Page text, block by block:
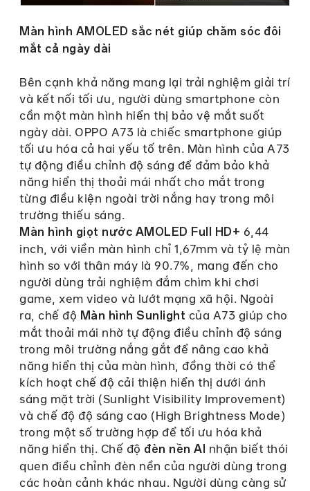
Màn hình AMOLED sắc nét giúp chăm sóc đôi
mắt cả ngày dài
Bên cạnh khả năng mang lại trải nghiệm giải trí
và kết nối tối ưu, người dùng smartphone còn
cần một màn hình hiển thị bảo vệ mắt suốt
ngày dài. OPPO A73 là chiếc smartphone giúp
tối ưu hóa cả hai yếu tố trên. Màn hình của A73
tự động điều chỉnh độ sáng để đảm bảo khả
năng hiển thị thoải mái nhất cho mắt trong
từng điều kiện ngoài trời nắng hay trong môi
trường thiếu sáng.
Màn hình giọt nước AMOLED Full HD+ 6,44
inch, với viền màn hình chỉ 1,67mm và tỷ lệ màn
hình so với thân máy là 90.7%, mang đến cho
người dùng trải nghiệm đắm chìm khi chơi
game, xem video và lướt mạng xã hội. Ngoài
ra, chế độ Màn hình Sunlight của A73 giúp cho
mắt thoải mái nhờ tự động điều chỉnh độ sáng
trong môi trường nắng gắt để nâng cao khả
năng hiển thị của màn hình, đồng thời có thể
kích hoạt chế độ cải thiện hiển thị dưới ánh
sáng mặt trời (Sunlight Visibility Improvement)
và chế độ độ sáng cao (High Brightness Mode)
trong một số trường hợp để tối ưu hóa khả
năng hiển thị. Chế độ đèn nền AI nhận biết thói
quen điều chỉnh đèn nền của người dùng trong
các hoàn cảnh khác nhau. Người dùng càng sử